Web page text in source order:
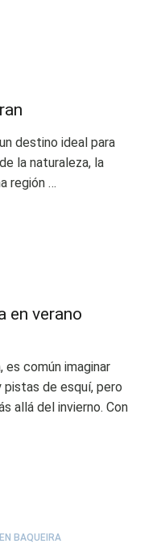
destino ideal para
la naturaleza, la
región …
en verano
es común imaginar
de esquí, pero
allá del invierno. Con
BAQUEIRA